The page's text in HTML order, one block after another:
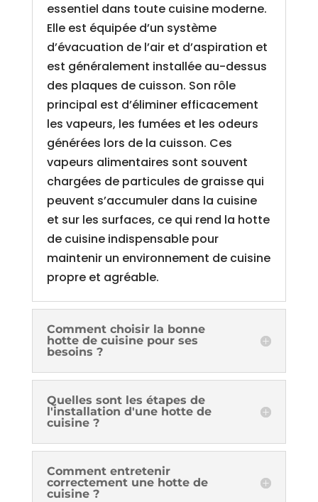
essentiel dans toute cuisine moderne.
Elle est équipée d’un système
d’évacuation de l’air et d’aspiration et
est généralement installée au-dessus
des plaques de cuisson. Son rôle
principal est d’éliminer efficacement
les vapeurs, les fumées et les odeurs
générées lors de la cuisson. Ces
vapeurs alimentaires sont souvent
chargées de particules de graisse qui
peuvent s’accumuler dans la cuisine
et sur les surfaces, ce qui rend la hotte
de cuisine indispensable pour
maintenir un environnement de cuisine
propre et agréable.
Comment choisir la bonne
hotte de cuisine pour ses
besoins ?
Quelles sont les étapes de
l'installation d'une hotte de
cuisine ?
Comment entretenir
correctement une hotte de
cuisine ?